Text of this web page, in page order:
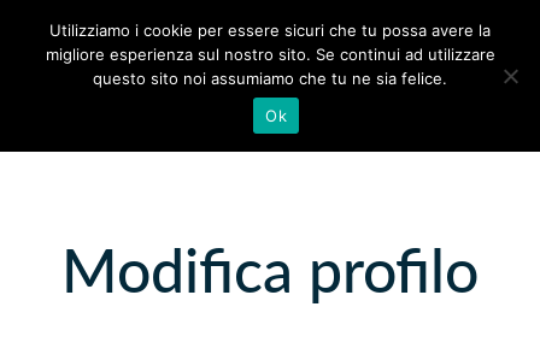
Modifica profilo
Utilizziamo i cookie per essere sicuri che tu possa avere la
migliore esperienza sul nostro sito. Se continui ad utilizzare
questo sito noi assumiamo che tu ne sia felice.
Ok